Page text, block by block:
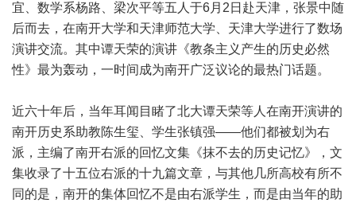
宜、数学系杨路、梁次平等五人于6月2日赴天津，张景中随
后而去，在南开大学和天津师范大学、天津大学进行了数场
演讲交流。其中谭天荣的演讲《教条主义产生的历史必然
性》最为轰动，一时间成为南开广泛议论的最热门话题。
近六十年后，当年耳闻目睹了北大谭天荣等人在南开演讲的
南开历史系助教陈生玺、学生张镇强——他们都被划为右
派，主编了南开右派的回忆文集《抹不去的历史记忆》，文
集收录了十五位右派的十九篇文章，与其他几所高校有所不
同的是，南开的集体回忆不是由右派学生，而是由当年的助